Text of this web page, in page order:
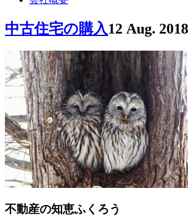
中古住宅の購入12 Aug. 2018
不動産の知恵ふくろう